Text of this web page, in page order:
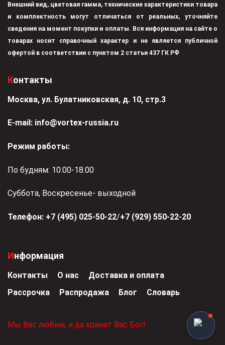
Внешний вид, цветовая гамма, технические характеристики товара
и комплектность могут отличаться от реальных, уточняйте
сведения на момент покупки и оплаты. Вся информация на сайте о
товарах носит справочный характер и не является публичной
офертой в соответствии с пунктом 2 статьи 437 ГК РФ
Контакты
Москва, ул. Булатниковская, д. 10, стр.3
Е-mail: info@vortex-russia.ru
Режим работы:
По будням: 10.00-18.00
Суббота, Воскресенье- выходной
Телефон: +7 (495) 025-50-22/+7 (929) 550-22-20
Информация
Контакты О нас
Доставка и оплата
Рассрочка
Распродажа Блог Словарь
Мы Вас любим, и да хранит Вас Бог!